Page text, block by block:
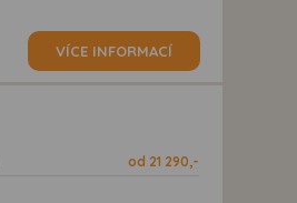
VÍCE INFORMACÍ
od 21 290,-